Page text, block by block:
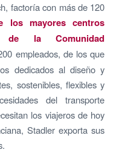
factoría con más de 120
los mayores centros
de la Comunidad
empleados, de los que
dedicados al diseño y
sostenibles, flexibles y
del transporte
los viajeros de hoy
Stadler exporta sus